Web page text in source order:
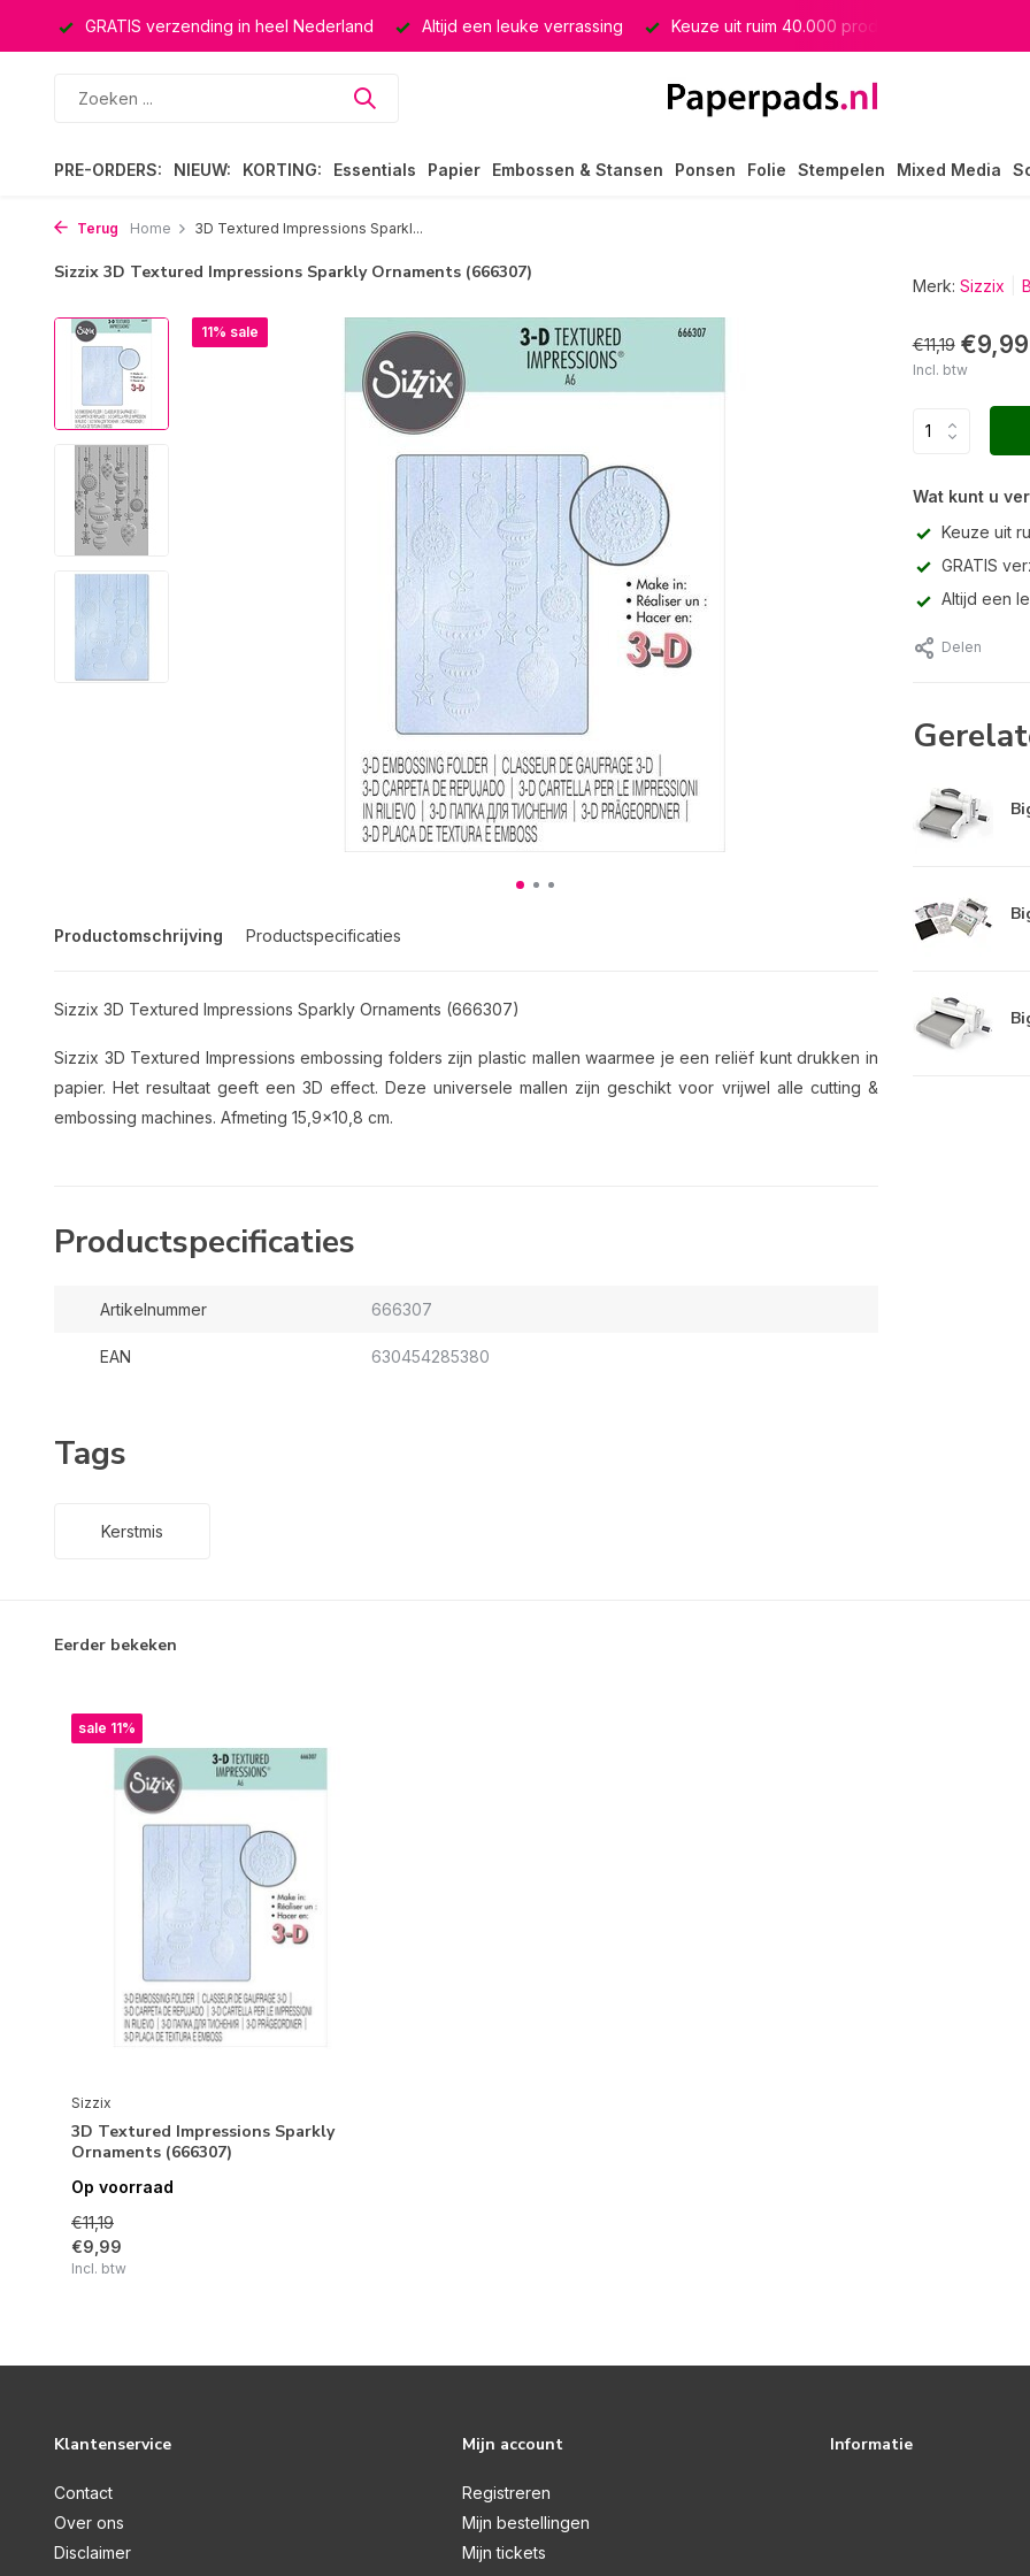
GRATIS verzending in heel Nederland Altijd een leuke verrassing Keuze uit ruim 40.000 producten
PRE-ORDERS: NIEUW: KORTING: Essentials Papier Embossen & Stansen Ponsen Folie Stempelen Mixed Media
Terug Home 3D Textured Impressions Sparkl...
Sizzix 3D Textured Impressions Sparkly Ornaments (666307)
11% sale
Productomschrijving Productspecificaties
Sizzix 3D Textured Impressions Sparkly Ornaments (666307)
Sizzix 3D Textured Impressions embossing folders zijn plastic mallen waarmee je een reliëf kunt drukken in
papier. Het resultaat geeft een 3D effect. Deze universele mallen zijn geschikt voor vrijwel alle cutting &
embossing machines. Afmeting 15,9x10,8 cm.
Productspecificaties
Artikelnummer 666307
EAN 630454285380
Merk: Sizzix
€11,19 €9,99
Incl. btw
Wat kunt u
Keuze uit
GRATIS
Altijd een
Delen
Tags
Kerstmis
Eerder bekeken
sale 11%
Sizzix
3D Textured Impressions Sparkly
Ornaments (666307)
Op voorraad
€11,19
€9,99
Incl. btw
Klantenservice
Contact
Over ons
Disclaimer
Mijn account
Registreren
Mijn bestellingen
Mijn tickets
Informatie